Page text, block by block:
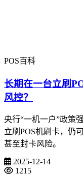
POS百科
长期在一台立刷
风控？
央行“一机一户”政策
立刷POS机刷卡，仍
甚至封卡风险。
2025-12-14
1215